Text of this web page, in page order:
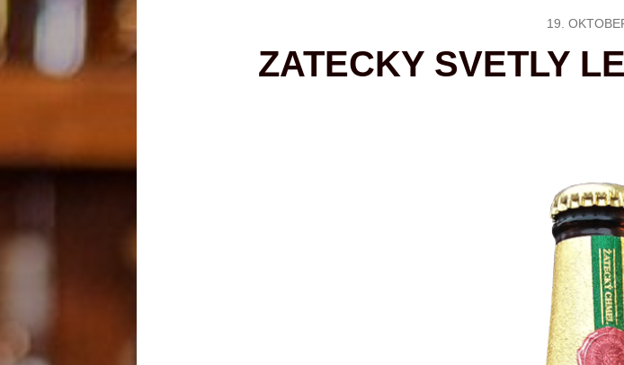
19.
ZATECKY SVETLY